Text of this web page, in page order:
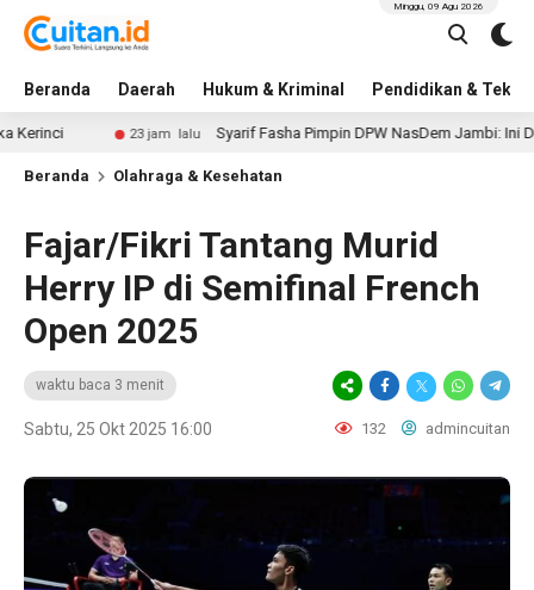
Beranda Daerah Hukum & Kriminal Pendidikan &
Minggu, 09 Agu 2026
23 jam lalu Syarif Fasha Pimpin DPW NasDem Jambi: Ini Daftar
Beranda Olahraga & Kesehatan
Fajar/Fikri Tantang Murid
Herry IP di Semifinal French
Open 2025
waktu baca 3 menit
Sabtu, 25 Okt 2025 16:00 132 admincuitan